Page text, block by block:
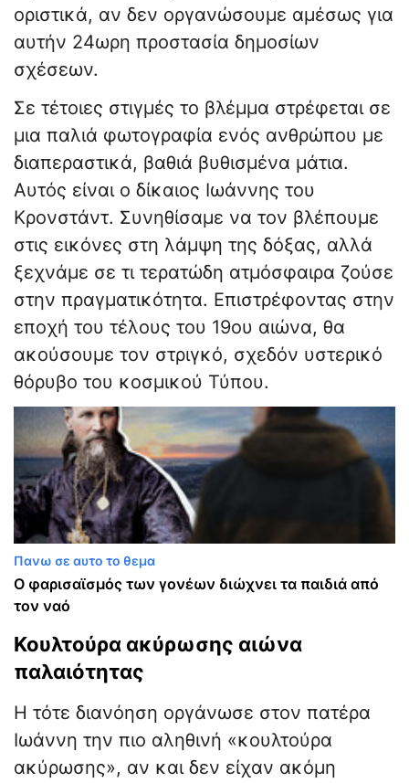
οριστικά, αν δεν οργανώσουμε αμέσως για
αυτήν 24ωρη προστασία δημοσίων
σχέσεων.
Σε τέτοιες στιγμές το βλέμμα στρέφεται σε
μια παλιά φωτογραφία ενός ανθρώπου με
διαπεραστικά, βαθιά βυθισμένα μάτια.
Αυτός είναι ο δίκαιος Ιωάννης του
Κρονστάντ. Συνηθίσαμε να τον βλέπουμε
στις εικόνες στη λάμψη της δόξας, αλλά
ξεχνάμε σε τι τερατώδη ατμόσφαιρα ζούσε
στην πραγματικότητα. Επιστρέφοντας στην
εποχή του τέλους του 19ου αιώνα, θα
ακούσουμε τον στριγκό, σχεδόν υστερικό
θόρυβο του κοσμικού Τύπου.
Πανω σε αυτο το θεμα
Ο φαρισαϊσμός των γονέων διώχνει τα παιδιά από
τον ναό
Κουλτούρα ακύρωσης αιώνα
παλαιότητας
Η τότε διανόηση οργάνωσε στον πατέρα
Ιωάννη την πιο αληθινή «κουλτούρα
ακύρωσης», αν και δεν είχαν ακόμη